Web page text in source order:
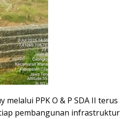
melalui PPK O & P SDA II terus
pembangunan infrastruktur